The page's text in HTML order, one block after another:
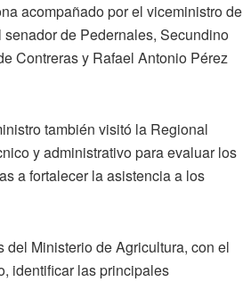
acompañado por el viceministro de
de Pedernales, Secundino
Contreras y Rafael Antonio Pérez
también visitó la Regional
y administrativo para evaluar los
a fortalecer la asistencia a los
Ministerio de Agricultura, con el
identificar las principales